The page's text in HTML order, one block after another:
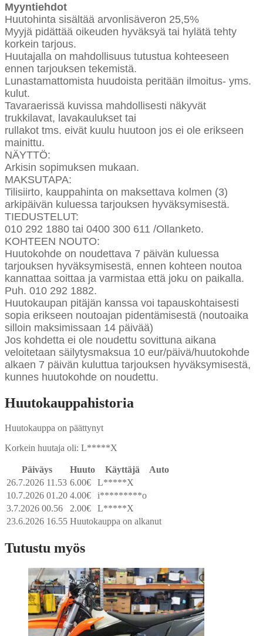
Myyntiehdot
Huutohinta sisältää arvonlisäveron 25,5%
Myyjä pidättää oikeuden hyväksyä tai hylätä tehty
korkein tarjous.
Huutajalla on mahdollisuus tutustua kohteeseen
ennen tarjouksen tekemistä.
Lunastamattomista huudoista peritään ilmoitus- yms.
kulut.
Tavaraerissä kuvissa mahdollisesti näkyvät
trukkilavat, lavakaulukset tai
rullakot tms. eivät kuulu huutoon jos ei ole erikseen
mainittu.
NÄYTTÖ:
Arkisin sopimuksen mukaan.
MAKSUTAPA:
Tilisiirto, kauppahinta on maksettava kolmen (3)
arkipäivän kuluessa tarjouksen hyväksymisestä.
TIEDUSTELUT:
010 292 1880 tai 0400 300 611 /Ollanketo.
KOHTEEN NOUTO:
Huutokohde on noudettava 7 päivän kuluessa
tarjouksen hyväksymisestä, ennen kohteen noutoa
kannattaa soittaa ja varmistaa että joku on paikalla.
Puh. 010 292 1882.
Huutokaupan pitäjän kanssa voi tapauskohtaisesti
sopia erikseen noutoajan pidentämisestä (noutoaika
silloin maksimissaan 14 päivää)
Jos kohdetta ei ole noudettu sovittuna aikana
veloitetaan säilytysmaksua 10 eur/päivä/huutokohde
alkaen 7 päivän kuluttua tarjouksen hyväksymisestä,
kunnes huutokohde on noudettu.
Huutokauppahistoria
Huutokauppa on päättynyt
Korkein huutaja oli: L*****X
Päiväys Huuto Käyttäjä
Auto
26.7.2026 11.53 6.00€
L*****X
10.7.2026 01.20 4.00€
i*********o
3.7.2026 00.56
2.00€
L*****X
23.6.2026 16.55 Huutokauppa on alkanut
Tutustu myös